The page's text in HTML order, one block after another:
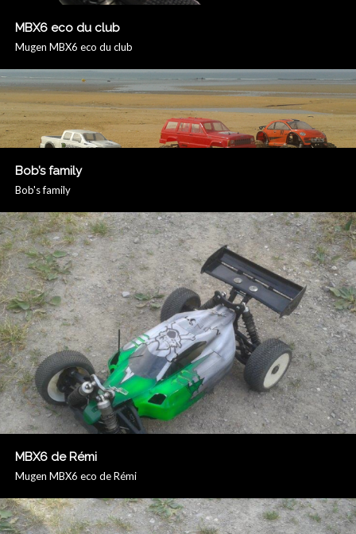
MBX6 eco du club
Mugen MBX6 eco du club
Bob’s family
Bob's family
MBX6 de Rémi
Mugen MBX6 eco de Rémi